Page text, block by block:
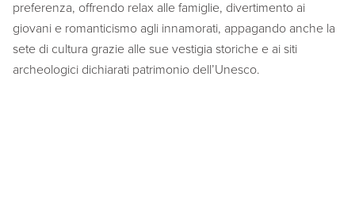
preferenza, offrendo relax alle famiglie, divertimento ai
giovani e romanticismo agli innamorati, appagando anche la
sete di cultura grazie alle sue vestigia storiche e ai siti
archeologici dichiarati patrimonio dell’Unesco.